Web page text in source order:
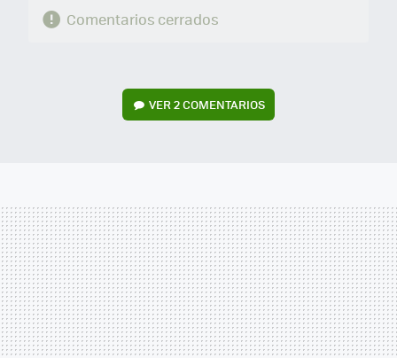
Comentarios cerrados
VER2 COMENTARIOS